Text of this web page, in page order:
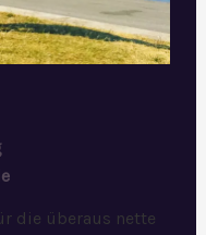
die überaus nette